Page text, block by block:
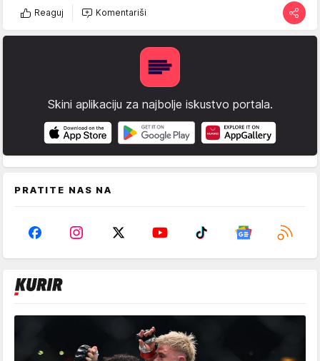
Reaguj Komentariši
Skini aplikaciju za najbolje iskustvo portala.
PRATITE NAS NA